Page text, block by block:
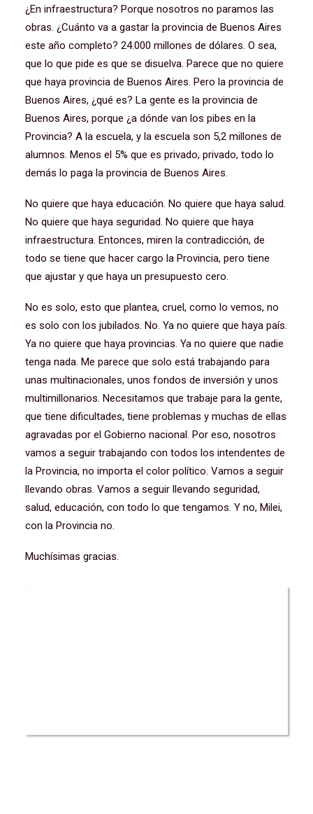
¿En infraestructura? Porque nosotros no paramos las
obras. ¿Cuánto va a gastar la provincia de Buenos Aires
este año completo? 24.000 millones de dólares. O sea,
que lo que pide es que se disuelva. Parece que no quiere
que haya provincia de Buenos Aires. Pero la provincia de
Buenos Aires, ¿qué es? La gente es la provincia de
Buenos Aires, porque ¿a dónde van los pibes en la
Provincia? A la escuela, y la escuela son 5,2 millones de
alumnos. Menos el 5% que es privado, privado, todo lo
demás lo paga la provincia de Buenos Aires.
No quiere que haya educación. No quiere que haya salud.
No quiere que haya seguridad. No quiere que haya
infraestructura. Entonces, miren la contradicción, de
todo se tiene que hacer cargo la Provincia, pero tiene
que ajustar y que haya un presupuesto cero.
No es solo, esto que plantea, cruel, como lo vemos, no
es solo con los jubilados. No. Ya no quiere que haya país.
Ya no quiere que haya provincias. Ya no quiere que nadie
tenga nada. Me parece que solo está trabajando para
unas multinacionales, unos fondos de inversión y unos
multimillonarios. Necesitamos que trabaje para la gente,
que tiene dificultades, tiene problemas y muchas de ellas
agravadas por el Gobierno nacional. Por eso, nosotros
vamos a seguir trabajando con todos los intendentes de
la Provincia, no importa el color político. Vamos a seguir
llevando obras. Vamos a seguir llevando seguridad,
salud, educación, con todo lo que tengamos. Y no, Milei,
con la Provincia no.
Muchísimas gracias.